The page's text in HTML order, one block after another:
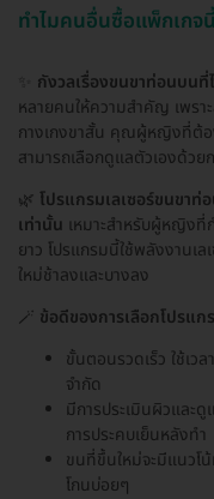
ทำไมคนอื่นซื้อแพ็กเกจ
กังวลเรื่องขนขาท่อนบนที่
หลายคนให้ความสำคัญ เพรา
กางเกงขาสั้น คุณผู้หญิงที่ต้อ
สามารถเลือกดูแลตัวเองด้วยก
🌿 โปรแกรมเลเซอร์ขนขา
เท่านั้น เหมาะสำหรับผู้หญิง
ยาว โปรแกรมนี้ใช้พลังงานเล
ใหม่ช้าลงและบางลง
🪄 ข้อดีของการเลือกโปรแก
ขั้นตอนรวดเร็ว ใช้เว
จำกัด
มีการประเมินผิวและ
การประคบเย็นหลังทำ
ขนที่ขึ้นใหม่จะมีแนวโ
โกนบ่อยๆ